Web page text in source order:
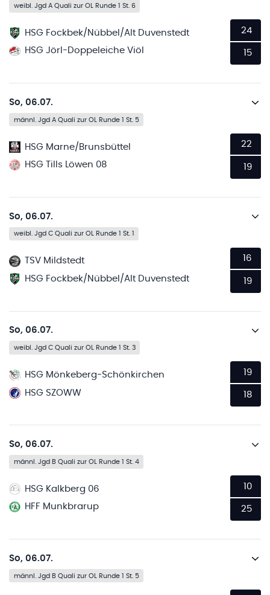
weibl. Jgd A Quali zur OL Runde 1 St. 6
HSG Fockbek/Nübbel/Alt Duvenstedt
HSG Jörl-Doppeleiche Viöl
24
15
So, 06.07.
männl. Jgd A Quali zur OL Runde 1 St. 5
HSG Marne/Brunsbüttel
HSG Tills Löwen 08
22
19
So, 06.07.
weibl. Jgd C Quali zur OL Runde 1 St. 1
TSV Mildstedt
HSG Fockbek/Nübbel/Alt Duvenstedt
16
19
So, 06.07.
weibl. Jgd C Quali zur OL Runde 1 St. 3
HSG Mönkeberg-Schönkirchen
HSG SZOWW
19
18
So, 06.07.
männl. Jgd B Quali zur OL Runde 1 St. 4
HSG Kalkberg 06
HFF Munkbrarup
10
25
So, 06.07.
männl. Jgd B Quali zur OL Runde 1 St. 5